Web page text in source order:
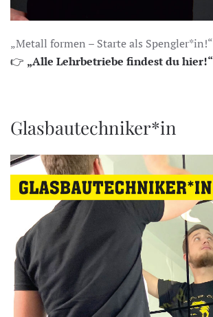
„Metall formen – Starte als Spengler*in!“
👉 „Alle Lehrbetriebe findest du hier!“
Glasbautechniker*in